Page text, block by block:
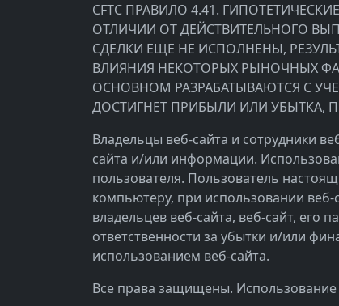
CFTC ПРАВИЛО 4.41.
ОТЛИЧИИ ОТ ДЕЙСТВИТЕЛЬНОГО
СДЕЛКИ ЕЩЕ НЕ ИСПОЛНЕНЫ,
ВЛИЯНИЯ НЕКОТОРЫХ РЫНОЧНЫХ
ОСНОВНОМ РАЗРАБАТЫВАЮТСЯ С
ДОСТИГНЕТ ПРИБЫЛИ ИЛИ УБЫТКА,
Владельцы веб-сайта и сотрудники
сайта и/или информации.
пользователя. Пользователь
компьютеру, при использовании
владельцев веб-сайта, веб-сайт, его
ответственности за убытки и/или
использованием веб-сайта.
Все права защищены. Использование